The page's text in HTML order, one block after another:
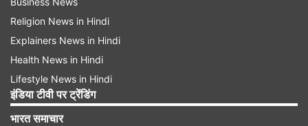
घटना स्थल से डीआरजी के जवानों ने एक 12बोर की बंदूक
और एक देशी कट्टा बरामद किया है। इसके अलावा बड़ी
मात्रा में विस्फोटक सामग्री के साथ दैनिक उपयोगी सामग्री
Religion News in Hindi
Explainers News in Hindi
Health News in Hindi
Lifestyle News in Hindi
इंडिया टीवी पर ट्रेंडिंग
भारत समाचार